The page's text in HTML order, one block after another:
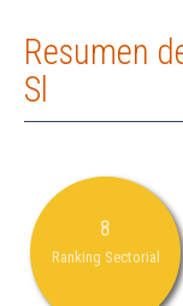
Resumen
Sl
8
Ranking Sectorial